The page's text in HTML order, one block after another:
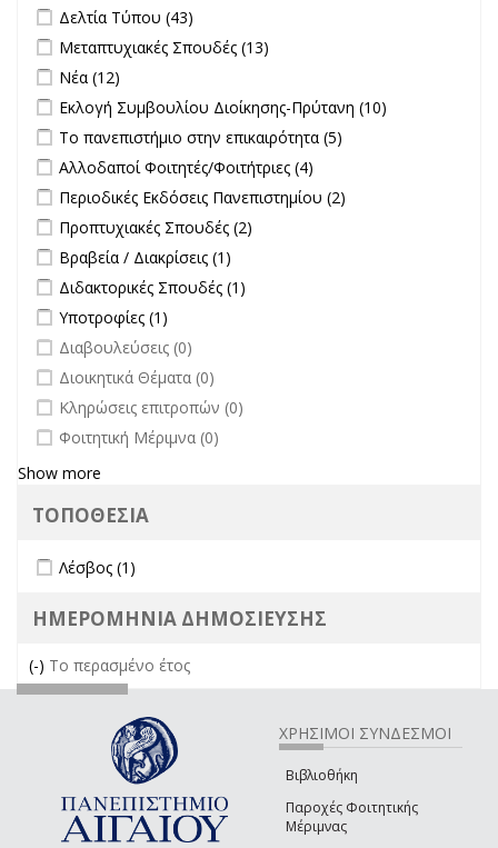
Apply Δελτία Τύπου filter
Δελτία Τύπου (43)
Apply Μεταπτυχιακές Σπουδές filter
Μεταπτυχιακές Σπουδές (13)
Apply Νέα filter
Νέα (12)
Apply Εκλογή Συμβουλίου Διοίκησης-Πρύτανη filter
Εκλογή Συμβουλίου Διοίκησης-Πρύτανη (10)
Apply Το πανεπιστήμιο στην επικαιρότητα filter
Το πανεπιστήμιο στην επικαιρότητα (5)
Apply Αλλοδαποί Φοιτητές/Φοιτήτριες filter
Αλλοδαποί Φοιτητές/Φοιτήτριες (4)
filter
Apply Περιοδικές Εκδόσεις Πανεπιστημίου filter
Περιοδικές Εκδόσεις Πανεπιστημίου (2)
Apply Προπτυχιακές Σπουδές filter
Προπτυχιακές Σπουδές (2)
Apply Βραβεία / Διακρίσεις filter
Βραβεία / Διακρίσεις (1)
Apply Διδακτορικές Σπουδές filter
Διδακτορικές Σπουδές (1)
Apply Υποτροφίες filter
Υποτροφίες (1)
undefined
Διαβουλεύσεις (0)
undefined
Διοικητικά Θέματα (0)
undefined
Κληρώσεις επιτροπών (0)
undefined
Φοιτητική Μέριμνα (0)
Show more
ΤΟΠΟΘΕΣΙΑ
Apply Λέσβος filter
Λέσβος (1)
ΗΜΕΡΟΜΗΝΙΑ ΔΗΜΟΣΙΕΥΣΗΣ
(-) Remove Το περασμένο έτος filter
Το περασμένο έτος
ΧΡΗΣΙΜΟΙ ΣΥΝΔΕΣΜΟΙ
Βιβλιοθήκη
Παροχές Φοιτητικής
Μέριμνας